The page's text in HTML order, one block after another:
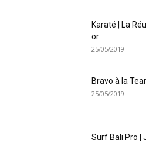
Karaté | La
or
25/05/2019
Bravo à la
25/05/2019
Surf Bali Pro |